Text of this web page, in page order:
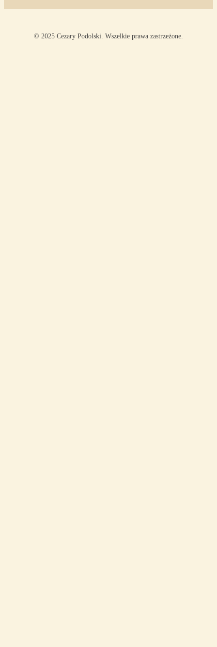
© 2025 Cezary Podolski. Wszelkie prawa zastrzeżone.